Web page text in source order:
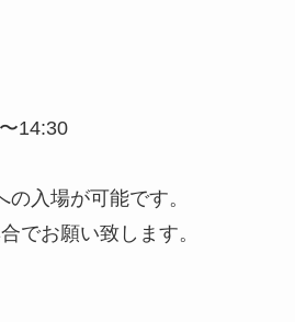
14:30
入場が可能です。
でお願い致します。